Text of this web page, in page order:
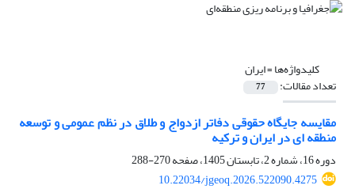
کلیدواژه‌ها =ایران
تعداد مقالات: 77
مقایسه جایگاه حقوقی دفاتر ازدواج و طلاق در نظم عمومی و توسعه
منطقه ای در ایران و ترکیه
دوره 16، شماره 2، تابستان 1405، صفحه
270-288
10.22034/jgeoq.2026.522090.4275